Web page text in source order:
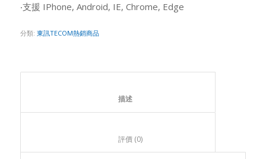
‧支援 IPhone, Android, IE, Chrome, Edge
分類: 東訊TECOM熱銷商品
						描述
						評價 (0)